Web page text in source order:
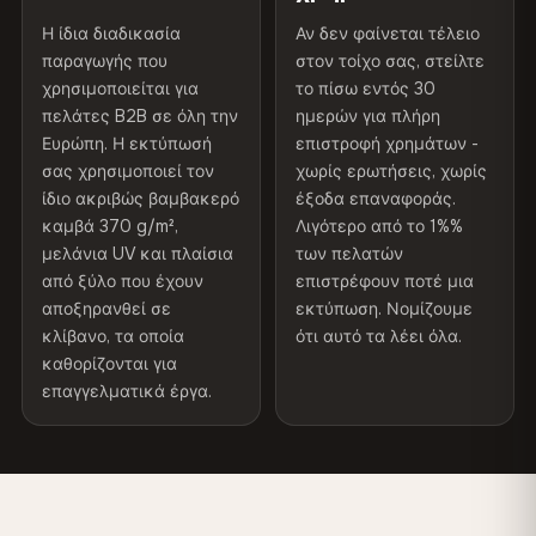
300 g/m² · Ματ φινίρισμα
100% βαμβάκι
370 g/m² · Premium ματ φινίρισμα
ΑΠΟΣΤΟΛΉ & ΠΡΟΣΑΡΜΟΣΜΈΝΑ ΜΕΓΈΘΗ
Αποστολή σε όλη την ΕΕ. Προσαρμοσμένες
διαστάσεις διαθέσιμες κατόπιν αιτήματος.
Χρώματα που δεν ξεθωριάζουν
Μελάνια ανθεκτικά στην υπεριώδη ακτινοβολία, που
εξωτερικού χώρου
Συνιστάται η χρήση σε
εσωτερικούς χώρους
Made In Βουλγαρία, ΕΕ
Κωδικός προϊόντος VH-CP-27005
Διαβάστε την πλήρη πολιτική αποστολής και
επιστροφών
Η ίδια διαδικασία
παραγωγής που
χρησιμοποιείται για
πελάτες B2B σε όλη την
Ευρώπη. Η εκτύπωσή
σας χρησιμοποιεί τον
ίδιο ακριβώς βαμβακερό
καμβά 370 g/m²,
μελάνια UV και πλαίσια
από ξύλο που έχουν
αποξηρανθεί σε
κλίβανο, τα οποία
καθορίζονται για
επαγγελματικά έργα.
Αν δεν φαίνεται τέλειο
στον τοίχο σας, στείλτε
το πίσω εντός 30
ημερών για πλήρη
επιστροφή χρημάτων -
χωρίς ερωτήσεις, χωρίς
έξοδα επαναφοράς.
Λιγότερο από το 1%%
των πελατών
επιστρέφουν ποτέ μια
εκτύπωση. Νομίζουμε
ότι αυτό τα λέει όλα.